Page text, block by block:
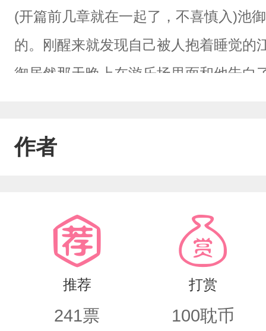
(开篇前几章就在一起了，不喜慎入)池
的。刚醒来就发现自己被人抱着睡觉的
御居然那天晚上在游乐场里面和他告白
个贴说池御是他的，谁也别想抢。校
架受ABO,含一点私设竹马竹马，1v1
作者
推荐
241票
打赏
100耽币